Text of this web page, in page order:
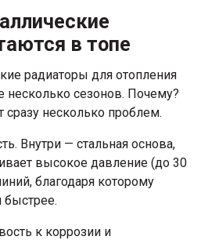
в топе
радиаторы для отопления
несколько сезонов. Почему?
несколько проблем.
Внутри — стальная основа,
высокое давление (до 30
благодаря которому
быстрее.
к коррозии и